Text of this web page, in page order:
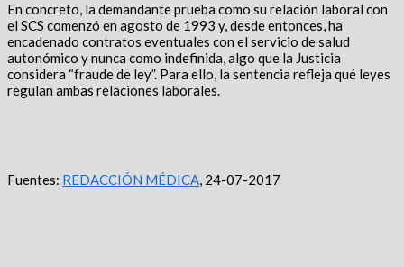
En concreto, la demandante prueba como su relación laboral con
el SCS comenzó en agosto de 1993 y, desde entonces, ha
encadenado contratos eventuales con el servicio de salud
autonómico y nunca como indefinida, algo que la Justicia
considera “fraude de ley”. Para ello, la sentencia refleja qué leyes
regulan ambas relaciones laborales.
Fuentes: REDACCIÓN MÉDICA, 24-07-2017